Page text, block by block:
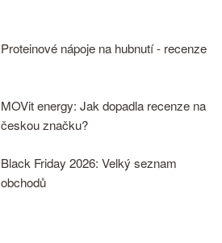
Proteinové nápoje na hubnutí - recenze
MOVit energy: Jak dopadla recenze na
českou značku?
Black Friday 2026: Velký seznam
obchodů